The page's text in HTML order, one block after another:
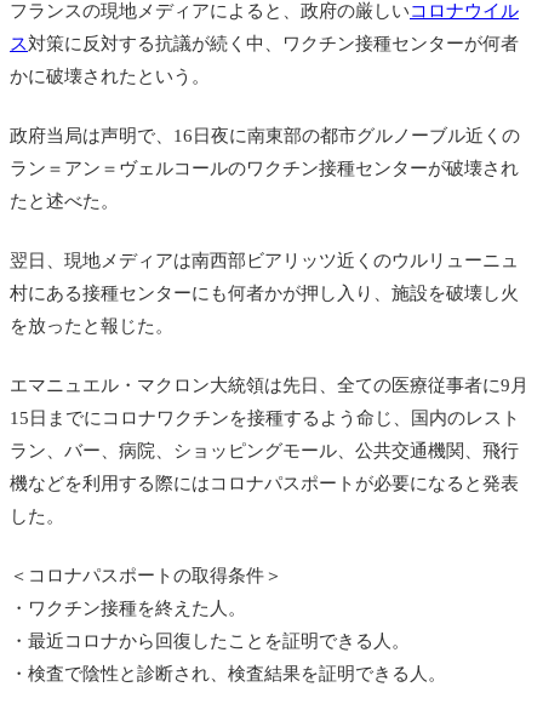
フランスの現地メディアによると、政府の厳しいコロナウイル
ス対策に反対する抗議が続く中、ワクチン接種センターが何者
かに破壊されたという。
政府当局は声明で、16日夜に南東部の都市グルノーブル近くの
ラン＝アン＝ヴェルコールのワクチン接種センターが破壊され
たと述べた。
翌日、現地メディアは南西部 ビアリッツ近くのウルリューニュ
村にある接種センターにも何者かが押し入り、施設を破壊し火
を放ったと報じた。
エマニュエル・マクロン大統領は先日、全ての医療従事者に9月
15日までにコロナワクチンを接種するよう命じ、国内のレスト
ラン、バー、病院、ショッピングモール、公共交通機関、飛行
機などを利用する際にはコロナパスポートが必要になると発表
した。
＜コロナパスポートの取得条件＞
・ワクチン接種を終えた人。
・最近コロナから回復したことを証明できる人。
・検査で陰性と診断され、検査結果を証明できる人。